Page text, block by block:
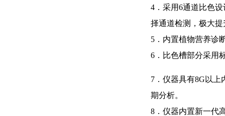
4．采用6通道比色
择通道检测， 极大提
5．内置植物营养诊
6．比色槽部分采用
7．仪器具有8G以上
期分析。
8．仪器内置新一代